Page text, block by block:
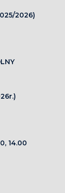
2026)
14.00